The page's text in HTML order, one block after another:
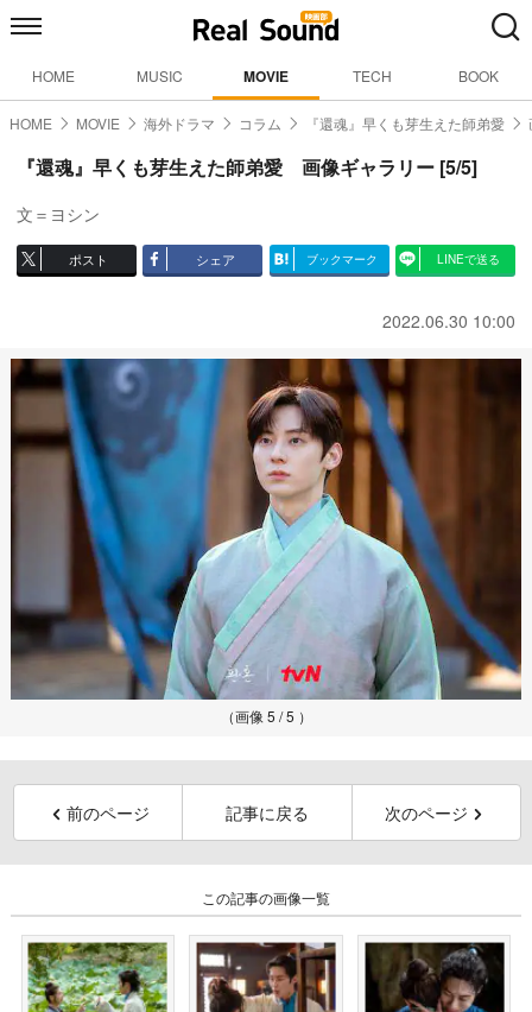
HOME MUSIC MOVIE TECH BOOK
HOME MOVIE 海外ドラマ コラム 『還魂』早くも芽生えた師弟愛
『還魂』早くも芽生えた師弟愛 画像ギャラリー [5/5]
文＝ヨシン
ポスト シェア ブックマーク LINEで送る
2022.06.30 10:00
（画像 5 / 5 ）
前のページ 記事に戻る 次のページ
この記事の画像一覧